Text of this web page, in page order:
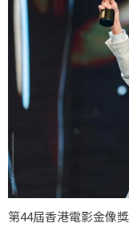
第44屆香港電影金像